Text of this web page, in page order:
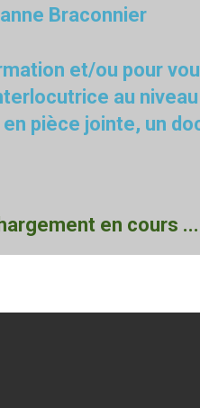
Braconnier
et/ou pour
au
pièce jointe, un
en cours ...